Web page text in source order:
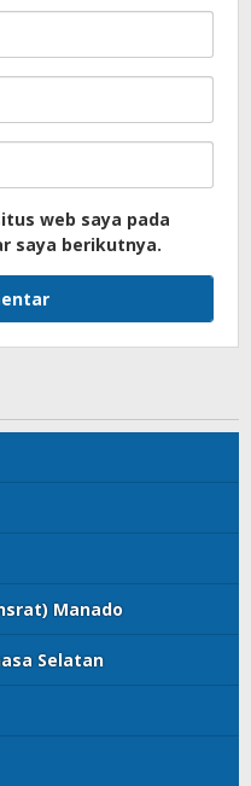
web saya pada
saya berikutnya.
Manado
Selatan